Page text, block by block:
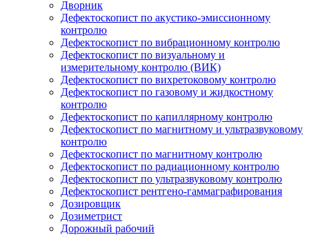
Дворник
Дефектоскопист по акустико-эмиссионному
контролю
Дефектоскопист по вибрационному контролю
Дефектоскопист по визуальному и
измерительному контролю (ВИК)
Дефектоскопист по вихретоковому контролю
Дефектоскопист по газовому и жидкостному
контролю
Дефектоскопист по капиллярному контролю
Дефектоскопист по магнитному и ультразвуковому
контролю
Дефектоскопист по магнитному контролю
Дефектоскопист по радиационному контролю
Дефектоскопист по ультразвуковому контролю
Дефектоскопист рентгено-гаммаграфирования
Дозировщик
Дозиметрист
Дорожный рабочий